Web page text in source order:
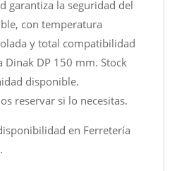
garantiza la seguridad del
con temperatura
y total compatibilidad
Dinak DP 150 mm. Stock
disponible.
reservar si lo necesitas.
en Ferretería